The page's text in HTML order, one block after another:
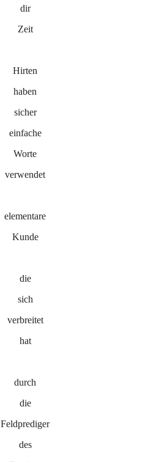
dir
Zeit
Hirten
haben
sicher
einfache
Worte
verwendet
elementare
Kunde
die
sich
verbreitet
hat
durch
die
Feldprediger
des